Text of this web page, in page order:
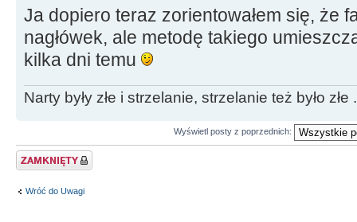
Ja dopiero teraz zorientowałem się, że
nagłówek, ale metodę takiego
kilka dni temu
Narty były złe i strzelanie, strzelanie też było złe
Wyświetl posty z poprzednich:
Zablokowany temat
Wróć do Uwagi